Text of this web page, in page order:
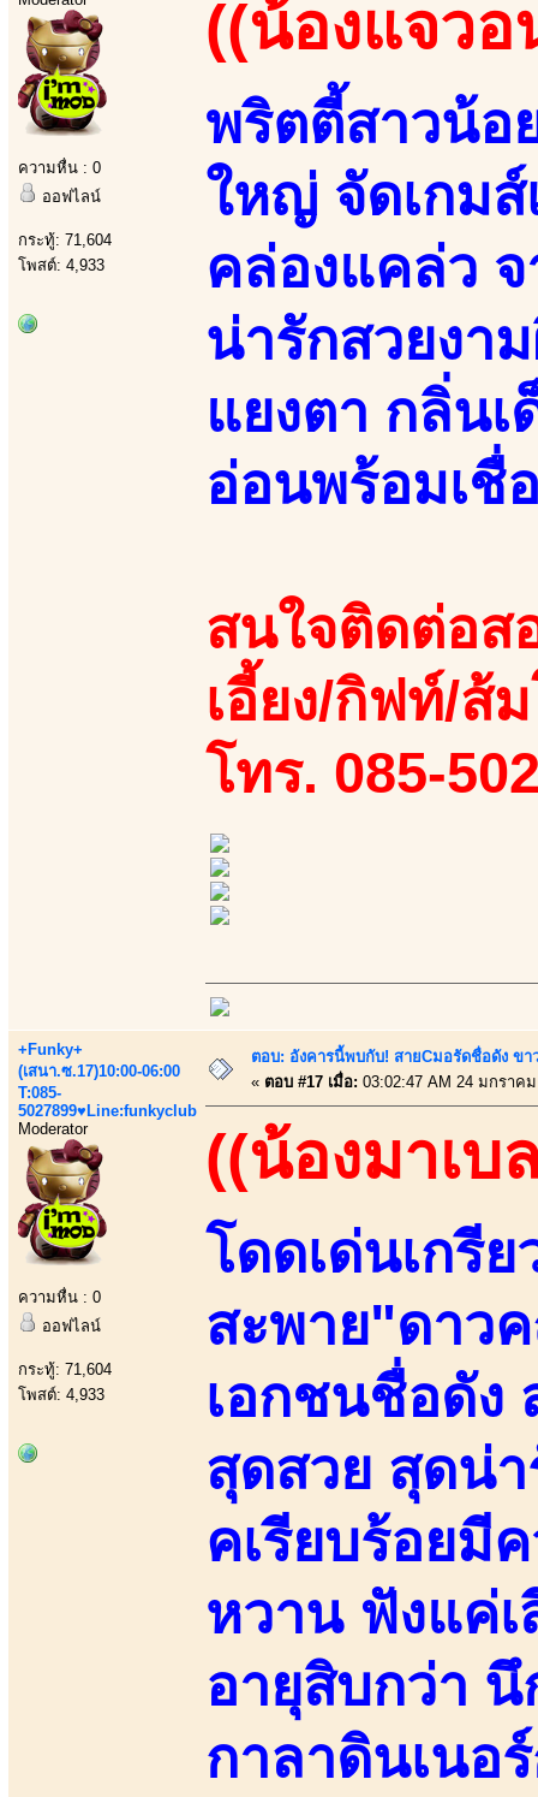
ความหื่น : 0
ออฟไลน์
กระทู้: 71,604
โพสต์: 4,933
((น้องแจวอ
พริตตี้สาวน้อ
ใหญ่ จัดเกมส์
คล่องแคล่ว
น่ารักสวยงา
แยงตา กลิ่น
อ่อนพร้อมเชื่
สนใจติดต่อส
เอี้ยง/กิฟท์/ส้
โทร. 085-
+Funky+
(เสนา.ซ.17)10:00-06:00
T:085-
5027899♥Line:funkyclub
Moderator
ความหื่น : 0
ออฟไลน์
กระทู้: 71,604
โพสต์: 4,933
ตอบ: อังคารนี้พบกับ! สายCมอรัดชื่อดัง ขา
« ตอบ #17 เมื่อ: 03:02:47 AM 24 มกราค
((น้องมาเบ
โดดเด่นเกรี
สะพาย"ดาว
เอกชนชื่อดัง
สุดสวย สุดน่า
คเรียบร้อยมี
หวาน ฟังแค่เ
อายุสิบกว่า นึ
กาลาดินเนอ